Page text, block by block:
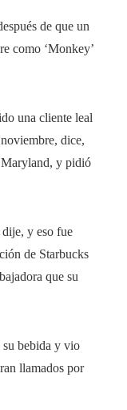
de que un
como ‘Monkey’
una cliente leal
dice,
y pidió
y eso fue
de Starbucks
que su
su bebida y vio
llamados por